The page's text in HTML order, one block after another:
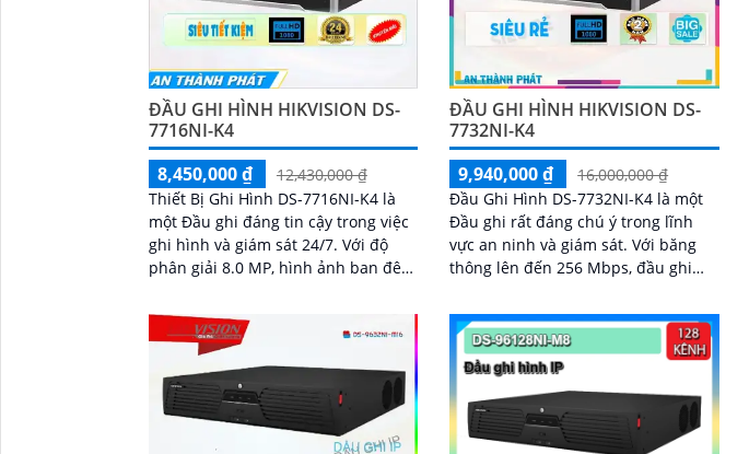
ĐẦU GHI HÌNH HIKVISION DS-
7716NI-K4
8,450,000 ₫
12,430,000 ₫
Thiết Bị Ghi Hình DS-7716NI-K4 là
một Đầu ghi đáng tin cậy trong việc
ghi hình và giám sát 24/7. Với độ
phân giải 8.0 MP, hình ảnh ban đêm
ĐẦU GHI HÌNH HIKVISION DS-
7732NI-K4
9,940,000 ₫
16,000,000 ₫
Đầu Ghi Hình DS-7732NI-K4 là một
Đầu ghi rất đáng chú ý trong lĩnh
vực an ninh và giám sát. Với băng
thông lên đến 256 Mbps, đầu ghi
bất kỳ khi nào